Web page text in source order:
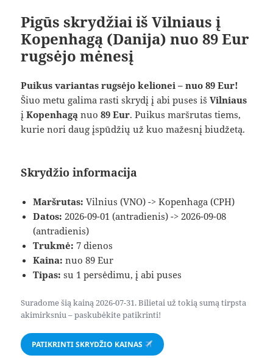
Pigūs skrydžiai iš Vilniaus į
Kopenhagą (Danija) nuo 89 Eur
rugsėjo mėnesį
Puikus variantas rugsėjo kelionei – nuo 89 Eur!
Šiuo metu galima rasti skrydį į abi puses išVilniaus
įKopenhagą nuo89 Eur. Puikus maršrutas tiems,
kurie nori daug įspūdžių už kuo mažesnį biudžetą.
Skrydžio informacija
Maršrutas: Vilnius (VNO) -> Kopenhaga (CPH)
Datos: 2026-09-01 (antradienis) -> 2026-09-08
(antradienis)
Trukmė: 7 dienos
Kaina: nuo 89 Eur
Tipas: su 1 persėdimu, į abi puses
Suradome šią kainą 2026-07-31. Bilietai už tokią sumą tirpsta
akimirksniu – paskubėkite patikrinti!
PATIKRINTI SKRYDŽIO KAINAS